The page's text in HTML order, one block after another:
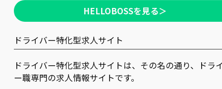
HELLOBOSSを見る＞
ドライバー特化型求人サイト
ドライバー特化型求人サイトは、その名の通り、ドラ
ー職専門の求人情報サイトです。